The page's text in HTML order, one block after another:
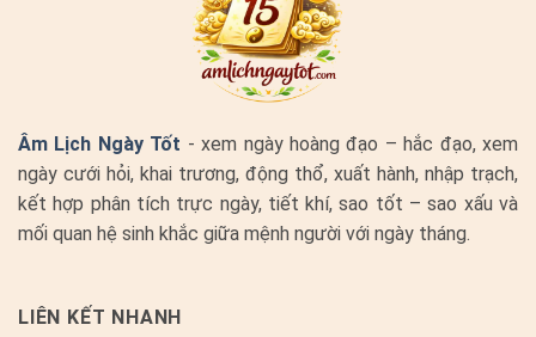
Âm Lịch Ngày Tốt - xem ngày hoàng đạo – hắc đạo, xem
ngày cưới hỏi, khai trương, động thổ, xuất hành, nhập trạch,
kết hợp phân tích trực ngày, tiết khí, sao tốt – sao xấu và
mối quan hệ sinh khắc giữa mệnh người với ngày tháng.
LIÊN KẾT NHANH